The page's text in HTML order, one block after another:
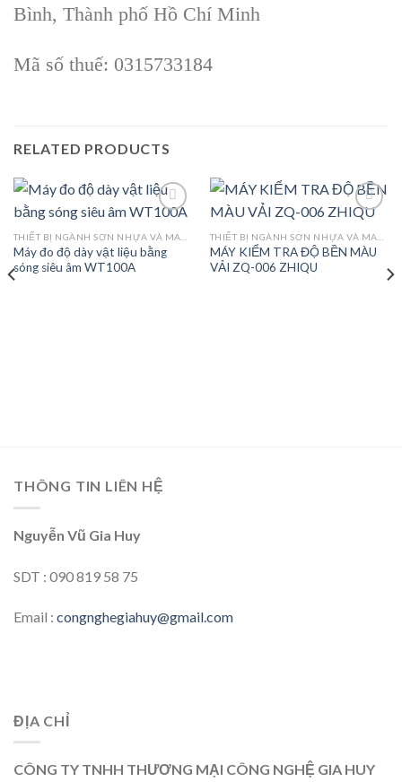
Bình, Thành phố Hồ Chí Minh
Mã số thuế: 0315733184
RELATED PRODUCTS
Add to
THIẾT BỊ NGÀNH SƠN NHỰA VÀ MAY MẶC
Máy đo độ dày vật liệu bằng
sóng siêu âm WT100A
Add to
THIẾT BỊ NGÀNH SƠN NHỰA VÀ MAY MẶC
MÁY KIỂM TRA ĐỘ BỀN MÀU
VẢI ZQ-006 ZHIQU
THÔNG TIN LIÊN HỆ
Nguyễn Vũ Gia Huy
SDT : 090 819 58 75
Email : congnghegiahuy@gmail.com
ĐỊA CHỈ
CÔNG TY TNHH THƯƠNG MẠI CÔNG NGHỆ GIA HUY